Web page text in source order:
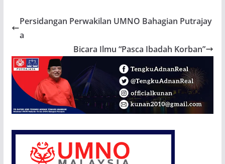
Persidangan Perwakilan UMNO Bahagian Putrajay
a
Bicara Ilmu “Pasca Ibadah Korban”